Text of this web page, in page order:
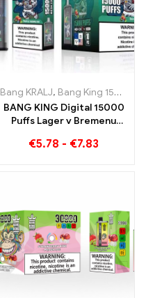
, E-cigarete za
Bang KRALJ, Bang King 15000 Napihnjenci
BANG KING Digital 15000
Puffs Lager v Bremenu
treninga
€5.78 - €7.83